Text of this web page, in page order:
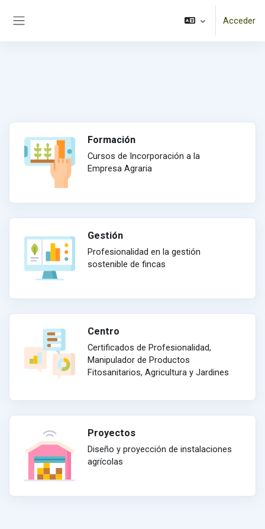
Acceder
Formación
Cursos de Incorporación a la
Empresa Agraria
Gestión
Profesionalidad en la gestión
sostenible de fincas
Centro
Certificados de Profesionalidad,
Manipulador de Productos
Fitosanitarios, Agricultura y Jardines
Proyectos
Diseño y proyección de instalaciones
agrícolas